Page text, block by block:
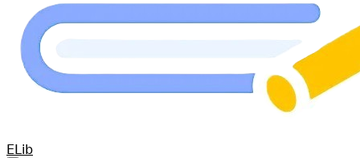
Your Company
ELib